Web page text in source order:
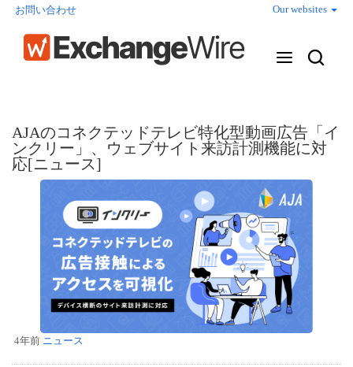
お問い合わせ Our websites
4年前 ニュース
AJAのコネクテッドテレビ特化型動画広告「イ
ンクリー」、ウェブサイト来訪計測機能に対
応[ニュース]